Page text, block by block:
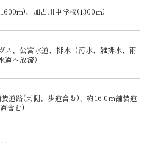
、加古川中学校(1300ｍ)
ス、公営水道、排水（汚水、雑排水、雨
道へ放流）
道路(東側、歩道含む)、約16.0ｍ舗装道
含む)